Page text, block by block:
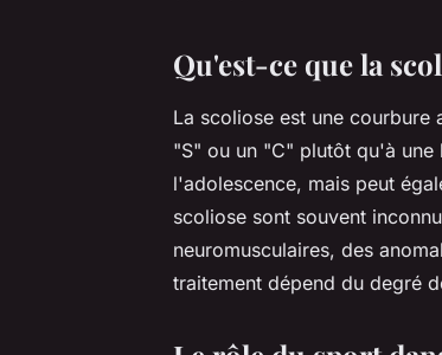
Qu'est-ce que la
La scoliose est une courbure
"S" ou un "C" plutôt qu'à une
l'adolescence, mais peut
scoliose sont souvent
neuromusculaires, des
traitement dépend du degré